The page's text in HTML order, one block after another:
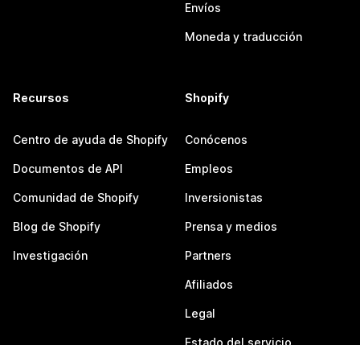
Envíos
Moneda y traducción
Recursos
Centro de ayuda de Shopify
Documentos de API
Comunidad de Shopify
Blog de Shopify
Investigación
Shopify
Conócenos
Empleos
Inversionistas
Prensa y medios
Partners
Afiliados
Legal
Estado del servicio